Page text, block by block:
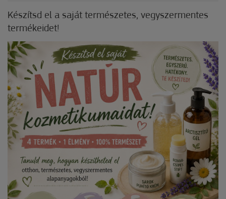
Készítsd el a saját természetes, vegyszermentes
termékeidet!